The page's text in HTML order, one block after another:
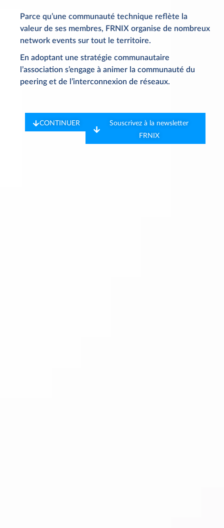
Parce qu’une communauté technique reflète la
valeur de ses membres, FRNIX organise de nombreux
network events sur tout le territoire.
En adoptant une stratégie communautaire
l’association s’engage à animer la communauté du
peering et de l’interconnexion de réseaux.
CONTINUER
Souscrivez à la newsletter
FRNIX